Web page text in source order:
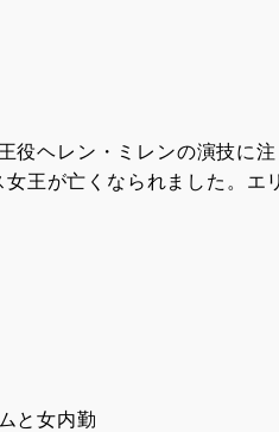
役ヘレン・ミレンの演技に
王が亡くなられました。
と女内勤